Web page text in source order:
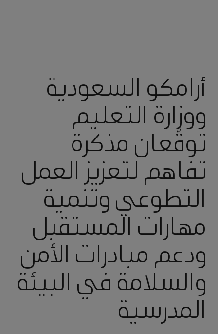
أرامكو السعودية
ووزارة التعليم
توقّعان مذكرة
تفاهم لتعزيز العمل
التطوعي وتنمية
مهارات المستقبل
ودعم مبادرات الأمن
والسلامة في البيئة
المدرسية